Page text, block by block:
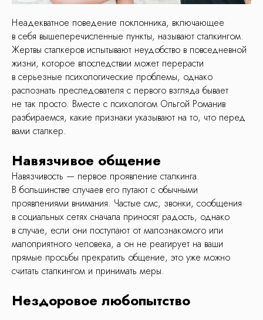
Неадекватное поведение поклонника, включающее
в себя вышеперечисленные пункты, называют сталкингом.
Жертвы сталкеров испытывают неудобство в повседневной
жизни, которое впоследствии может перерасти
в серьезные психологические проблемы, однако
распознать преследователя с первого взгляда бывает
не так просто. Вместе с психологом Ольгой Романив
разбираемся, какие признаки указывают на то, что перед
вами сталкер.
Навязчивое общение
Навязчивость — первое проявление сталкинга.
В большинстве случаев его путают с обычными
проявлениями внимания. Частые смс, звонки, сообщения
в социальных сетях сначала приносят радость, однако
в случае, если они поступают от малознакомого или
малоприятного человека, а он не реагирует на ваши
прямые просьбы прекратить общение, это уже можно
считать сталкингом и принимать меры.
Нездоровое любопытство